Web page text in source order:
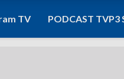
TV PODCAST TVP3